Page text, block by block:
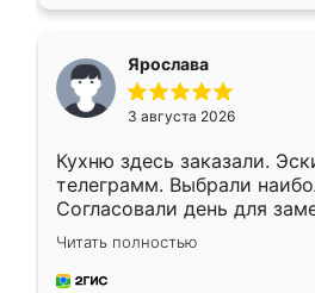
Ярослава
3 августа 2026
Кухню здесь заказали.
телеграмм. Выбрали
Согласовали день для
недели кухня была уже
довольны работой.
мебель за качественную
Читать полностью